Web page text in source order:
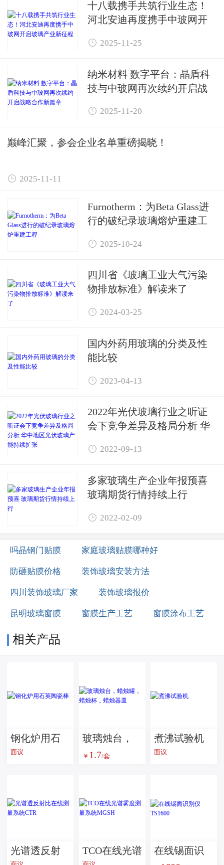
十八载携手共筑行业生态！
河北安迪再度携手中玻网开
 2025-11-25
纳米材料 数字平台：晶盾科
技与中玻网再次续约开启战
 2025-11-20
巅峰汇聚，参会企业名单重磅揭晓！
 2025-11-11
Furnotherm：为Beta Glass进
行的破纪录玻璃熔炉重建工
 2025-10-24
四川省《玻璃工业大气污染
物排放标准》解读来了
 2024-03-25
国内外药用玻璃的分类及性
能比较
 2023-04-13
2022年光伏玻璃行业之听证
会下竞争差异及格局分析 华
张
 2022-09-13
多家玻璃生产企业年报预喜 ​
玻璃期货行情持续上行
 2022-02-09
吗晶钢门贴膜 家庭玻璃贴膜哪种好
防砸贴膜价格 装饰玻璃安装方法
四川装饰玻璃厂家 装饰玻璃报价
昆明玻璃窗膜 窗膜生产工艺 窗膜涂布工艺
相关产品
钢化炉用石
英陶瓷棒
面议
玻璃烛台，
蜡烛罐，蜡
￥ 1.7/套
煮沸试验机
面议
光谱透反射
TCO在线光谱
在线锡面识